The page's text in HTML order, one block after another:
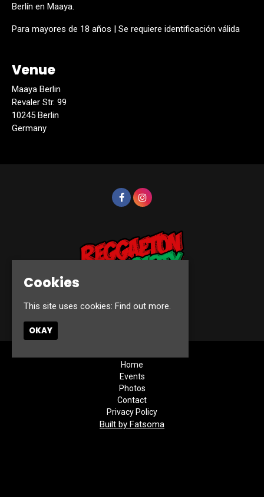
Berlín en Maaya.
Para mayores de 18 años | Se requiere identificación válida
Venue
Maaya Berlin
Revaler Str. 99
10245 Berlin
Germany
© Reggaeton Party 2026
Home
Events
Photos
Contact
Privacy Policy
Built by Fatsoma
Cookies
This site uses cookies: Find out more.
OKAY